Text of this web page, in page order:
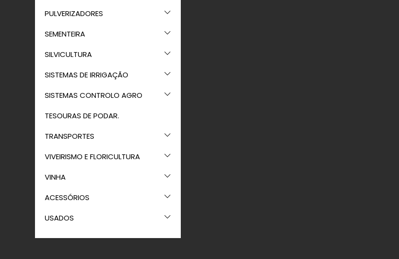
PULVERIZADORES
SEMENTEIRA
SILVICULTURA
SISTEMAS DE IRRIGAÇÃO
SISTEMAS CONTROLO AGRO
TESOURAS DE PODAR.
TRANSPORTES
VIVEIRISMO E FLORICULTURA
VINHA
ACESSÓRIOS
USADOS